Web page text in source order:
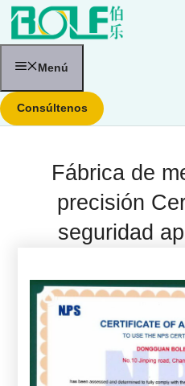
Saltar
contenido
Menú
Consúltenos
Fábrica de
precisión
seguridad